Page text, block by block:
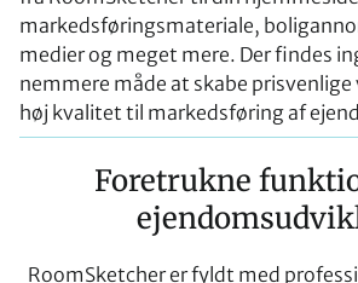
markedsføringsmateriale,
medier og meget mere. Der findes
nemmere måde at skabe
høj kvalitet til markedsføring af
Foretrukne
RoomSketcher er fyldt med